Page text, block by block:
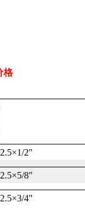
格
2.5×1/2"
2.5×5/8"
2.5×3/4"